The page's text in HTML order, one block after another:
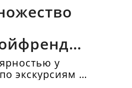
у
экскурсиям и